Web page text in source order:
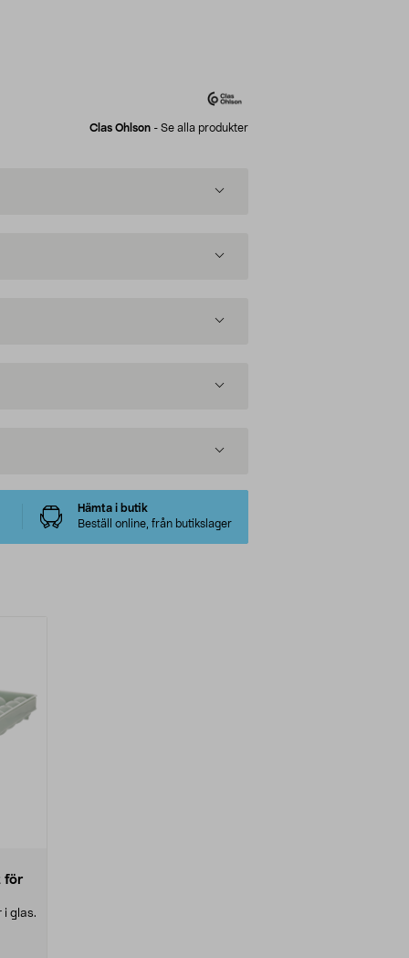
Clas Ohlson - Se alla produkter
Hämta i butik
Beställ online, från butikslager
för
i glas.